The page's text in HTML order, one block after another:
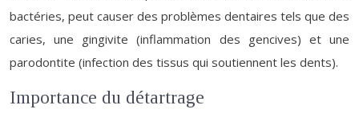
bactéries, peut causer des problèmes dentaires tels que des
caries, une gingivite (inflammation des gencives) et une
parodontite (infection des tissus qui soutiennent les dents).
Importance du détartrage